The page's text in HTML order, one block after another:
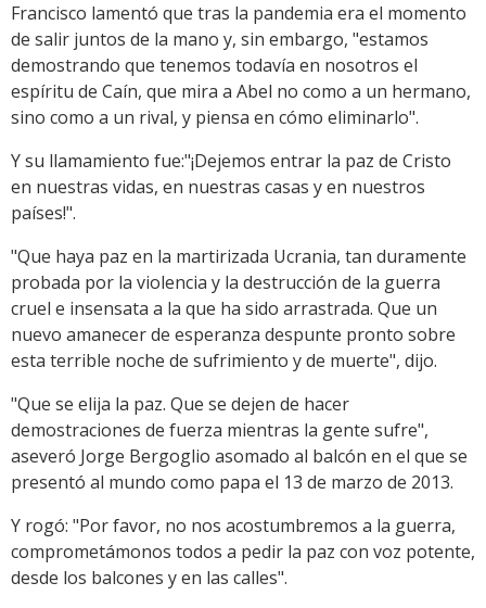
Francisco lamentó que tras la pandemia era el momento
de salir juntos de la mano y, sin embargo, "estamos
demostrando que tenemos todavía en nosotros el
espíritu de Caín, que mira a Abel no como a un hermano,
sino como a un rival, y piensa en cómo eliminarlo".
Y su llamamiento fue:"¡Dejemos entrar la paz de Cristo
en nuestras vidas, en nuestras casas y en nuestros
países!".
"Que haya paz en la martirizada Ucrania, tan duramente
probada por la violencia y la destrucción de la guerra
cruel e insensata a la que ha sido arrastrada. Que un
nuevo amanecer de esperanza despunte pronto sobre
esta terrible noche de sufrimiento y de muerte", dijo.
"Que se elija la paz. Que se dejen de hacer
demostraciones de fuerza mientras la gente sufre",
aseveró Jorge Bergoglio asomado al balcón en el que se
presentó al mundo como papa el 13 de marzo de 2013.
Y rogó: "Por favor, no nos acostumbremos a la guerra,
comprometámonos todos a pedir la paz con voz potente,
desde los balcones y en las calles".